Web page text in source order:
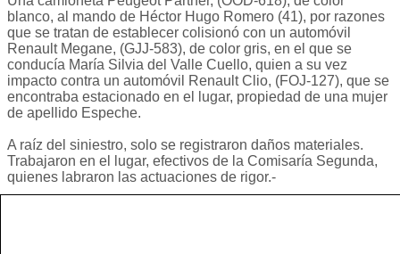
blanco, al mando de Héctor Hugo Romero (41), por razones
que se tratan de establecer colisionó con un automóvil
Renault Megane, (GJJ-583), de color gris, en el que se
conducía María Silvia del Valle Cuello, quien a su vez
impacto contra un automóvil Renault Clio, (FOJ-127), que se
encontraba estacionado en el lugar, propiedad de una mujer
de apellido Espeche.
A raíz del siniestro, solo se registraron daños materiales.
Trabajaron en el lugar, efectivos de la Comisaría Segunda,
quienes labraron las actuaciones de rigor.-